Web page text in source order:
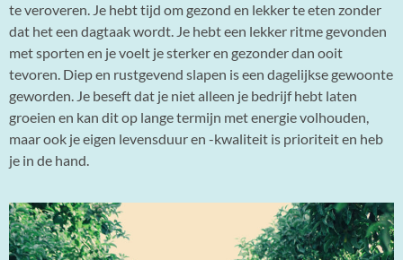
te veroveren. Je hebt tijd om gezond en lekker te eten zonder
dat het een dagtaak wordt. Je hebt een lekker ritme gevonden
met sporten en je voelt je sterker en gezonder dan ooit
tevoren. Diep en rustgevend slapen is een dagelijkse gewoonte
geworden. Je beseft dat je niet alleen je bedrijf hebt laten
groeien en kan dit op lange termijn met energie volhouden,
maar ook je eigen levensduur en -kwaliteit is prioriteit en heb
je in de hand.